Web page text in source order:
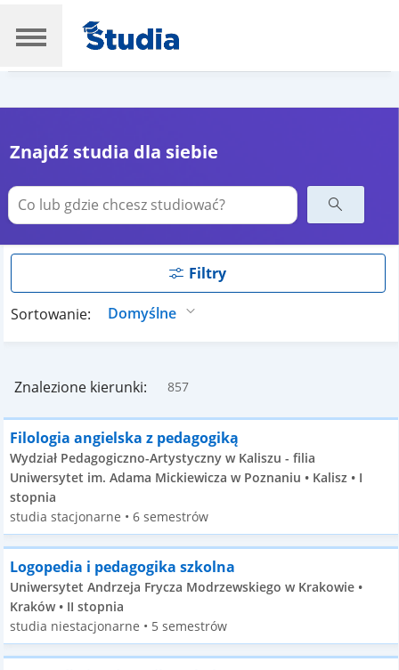
Znajdź studia dla siebie
Filtry
Sortowanie:
Znalezione kierunki: 857
Filologia angielska z pedagogiką
Wydział Pedagogiczno-Artystyczny w Kaliszu - filia
Uniwersytet im. Adama Mickiewicza w Poznaniu • Kalisz • I
stopnia
studia stacjonarne • 6 semestrów
Logopedia i pedagogika szkolna
Uniwersytet Andrzeja Frycza Modrzewskiego w Krakowie •
Kraków • II stopnia
studia niestacjonarne • 5 semestrów